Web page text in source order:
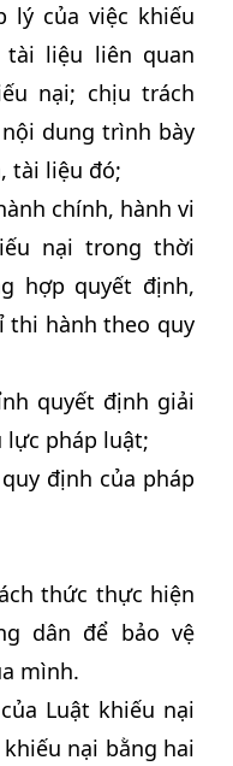
lý của việc khiếu
liệu liên quan
nại; chịu trách
dung trình bày
tài liệu đó;
chính, hành vi
nại trong thời
hợp quyết định,
thi hành theo quy
quyết định giải
lực pháp luật;
định của pháp
thức thực hiện
dân để bảo vệ
mình.
Luật khiếu nại
nại bằng hai